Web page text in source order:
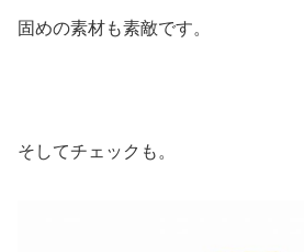
固めの素材も素敵です。
そしてチェックも。